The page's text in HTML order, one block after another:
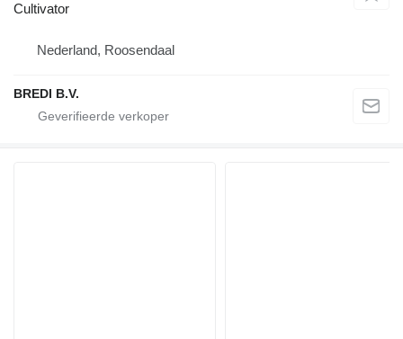
Cultivator
Nederland, Roosendaal
BREDI B.V.